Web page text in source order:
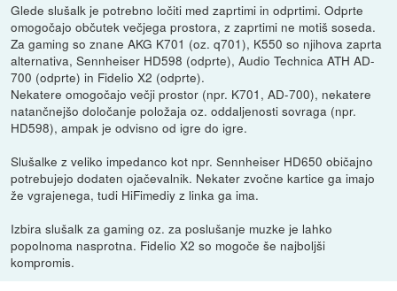
Glede slušalk je potrebno ločiti med zaprtimi in odprtimi. Odprte
omogočajo občutek večjega prostora, z zaprtimi ne motiš soseda.
Za gaming so znane AKG K701 (oz. q701), K550 so njihova zaprta
alternativa, Sennheiser HD598 (odprte), Audio Technica ATH AD-
700 (odprte) in Fidelio X2 (odprte).
Nekatere omogočajo večji prostor (npr. K701, AD-700), nekatere
natančnejšo določanje položaja oz. oddaljenosti sovraga (npr.
HD598), ampak je odvisno od igre do igre.
Slušalke z veliko impedanco kot npr. Sennheiser HD650 običajno
potrebujejo dodaten ojačevalnik. Nekater zvočne kartice ga imajo
že vgrajenega, tudi HiFimediy z linka ga ima.
Izbira slušalk za gaming oz. za poslušanje muzke je lahko
popolnoma nasprotna. Fidelio X2 so mogoče še najboljši
kompromis.